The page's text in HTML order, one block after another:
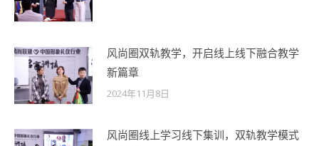
风尚圈双轨教学，开启线上线下融合教学
新篇章
2024年11月8日
风尚圈线上学习线下集训，双轨教学模式